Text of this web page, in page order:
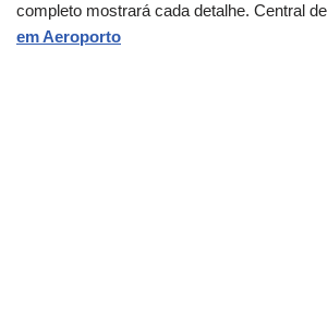
completo mostrará cada detalhe. Central de
em Aeroporto